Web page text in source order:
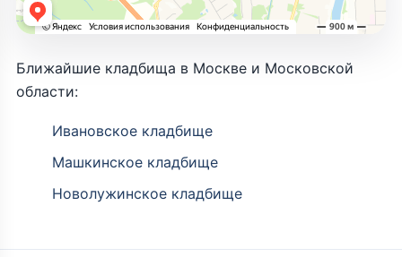
Ближайшие кладбища в Москве и Московской
области:
Ивановское кладбище
Машкинское кладбище
Новолужинское кладбище